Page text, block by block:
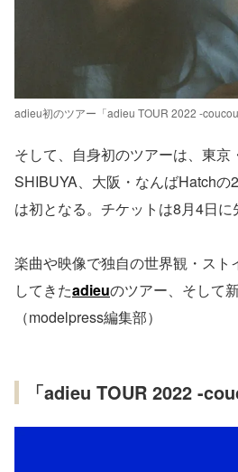
adieu初のツアー「adieu TOUR 2022 -
そして、自身初のツアーは、東京
SHIBUYA、大阪・なんばHatchの
は初となる。チケットは8月4日に
楽曲や映像で独自の世界観・スト
してきたadieuのツアー、そして
（modelpress編集部）
「adieu TOUR 2022 -